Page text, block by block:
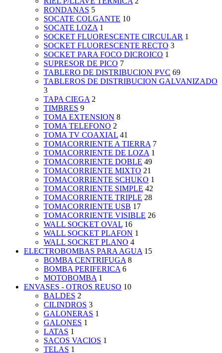
RONDANAS 5
SOCATE COLGANTE 10
SOCATE LOZA 1
SOCKET FLUORESCENTE CIRCULAR 1
SOCKET FLUORESCENTE RECTO 3
SOCKET PARA FOCO DICROICO 1
SUPRESOR DE PICO 7
TABLERO DE DISTRIBUCION PVC 69
TABLEROS DE DISTRIBUCION GALVANIZADO
3
TAPA CIEGA 2
TIMBRES 9
TOMA EXTENSION 8
TOMA TELEFONO 2
TOMA TV COAXIAL 41
TOMACORRIENTE A TIERRA 7
TOMACORRIENTE DE LOZA 1
TOMACORRIENTE DOBLE 49
TOMACORRIENTE MIXTO 21
TOMACORRIENTE SCHUKO 1
TOMACORRIENTE SIMPLE 42
TOMACORRIENTE TRIPLE 28
TOMACORRIENTE USB 17
TOMACORRIENTE VISIBLE 26
WALL SOCKET OVAL 16
WALL SOCKET PLAFON 1
WALL SOCKET PLANO 4
ELECTROBOMBAS PARA AGUA 15
BOMBA CENTRIFUGA 8
BOMBA PERIFERICA 6
MOTOBOMBA 1
ENVASES - OTROS REUSO 10
BALDES 2
CILINDROS 3
GALONERAS 1
GALONES 1
LATAS 1
SACOS VACIOS 1
TELAS 1